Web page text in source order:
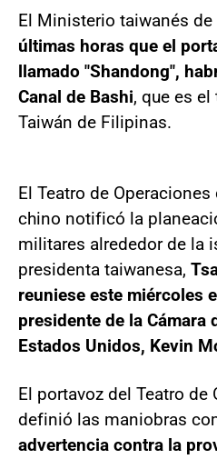
El Ministerio taiwanés de
últimas horas que el
llamado "Shandong",
Canal de Bashi, que es
Taiwán de Filipinas.
El Teatro de
chino notificó la
militares alrededor de la
presidenta taiwanesa,
reuniese este miércoles
presidente de la Cámara
Estados Unidos, Kevin
El portavoz del Teatro de
definió las maniobras
advertencia contra la